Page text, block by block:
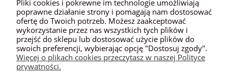
PŁATNOŚCI I DOSTAWA
INFORMACJE
O NAS
Pliki cookies i pokrewne im technologie umożliwiają
poprawne działanie strony i pomagają nam dostosować
ofertę do Twoich potrzeb. Możesz zaakceptować
wykorzystanie przez nas wszystkich tych plików i
przejść do sklepu lub dostosować użycie plików do
swoich preferencji, wybierając opcję "Dostosuj zgody".
Więcej o plikach cookies przeczytasz w naszej Polityce
prywatności.